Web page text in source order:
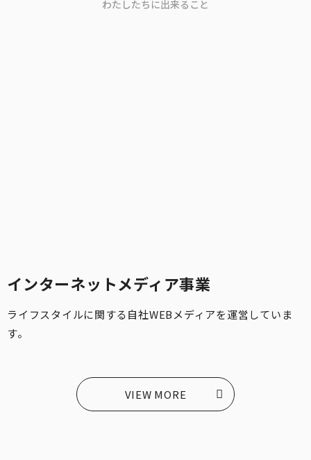
わたしたちに出来ること
インターネットメディア事業
ライフスタイルに関する自社WEBメディアを運営していま
す。
VIEW MORE